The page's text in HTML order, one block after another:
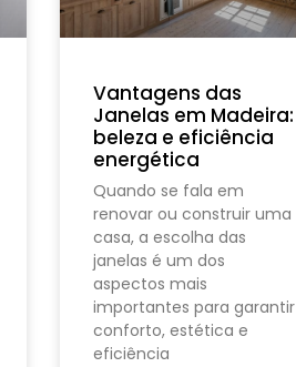
Vantagens das
Janelas em Madeira:
beleza e eficiência
energética
Quando se fala em
renovar ou construir uma
casa, a escolha das
janelas é um dos
aspectos mais
importantes para garantir
conforto, estética e
eficiência